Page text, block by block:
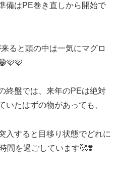
備はPE巻き直しから開始で
ると頭の中は一気にマグロ
終盤では、来年のPEは絶対
いたはずの物があっても、
入すると目移り状態でどれに
間を過ごしています🥰❣️